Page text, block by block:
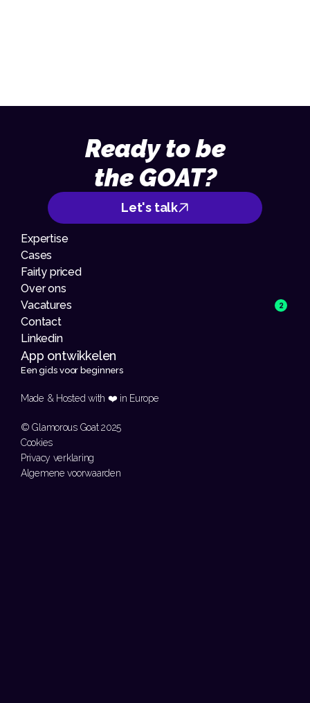
Ready to be
the GOAT?
Let's talk
Expertise
Cases
Fairly priced
Over ons
Vacatures
2
Contact
Linkedin
Een gids voor beginners
Made & Hosted with ❤️ in Europe
© Glamorous Goat 2025
Cookies
Privacy verklaring
Algemene voorwaarden